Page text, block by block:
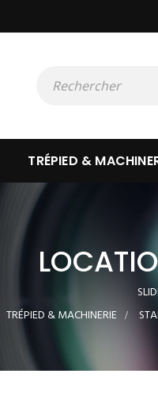
TRÉPIED &
TRÉPIED & MACHINERIE >